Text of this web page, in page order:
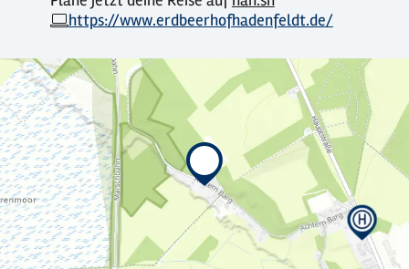
https://www.erdbeerhofhadenfeldt.de/